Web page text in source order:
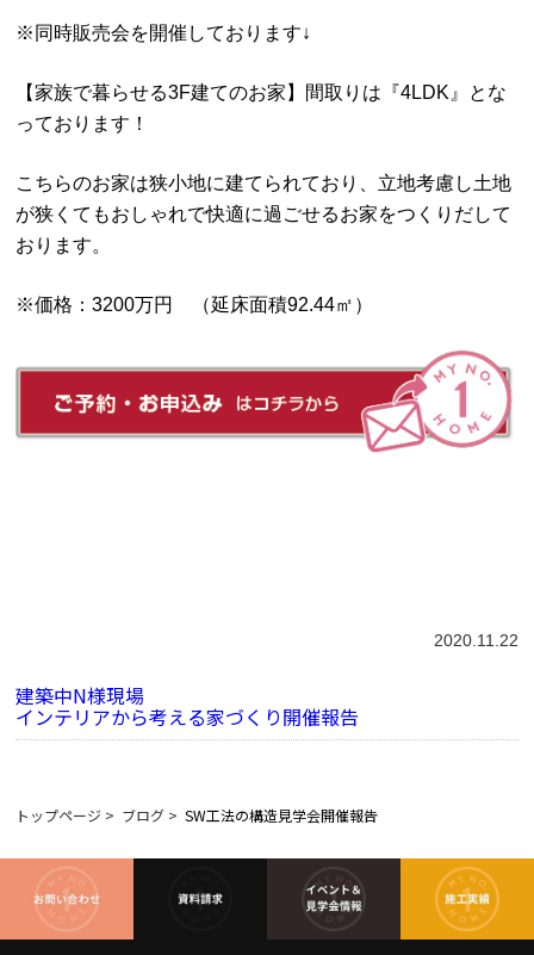
※同時販売会を開催しております↓
【家族で暮らせる3F建てのお家】間取りは『4LDK』とな
っております！
こちらのお家は狭小地に建てられており、立地考慮し土地
が狭くてもおしゃれで快適に過ごせるお家をつくりだして
おります。
※価格：3200万円 （延床面積92.44㎡）
2020.11.22
建築中N様現場
インテリアから考える家づくり開催報告
トップページ > ブログ > SW工法の構造見学会開催報告